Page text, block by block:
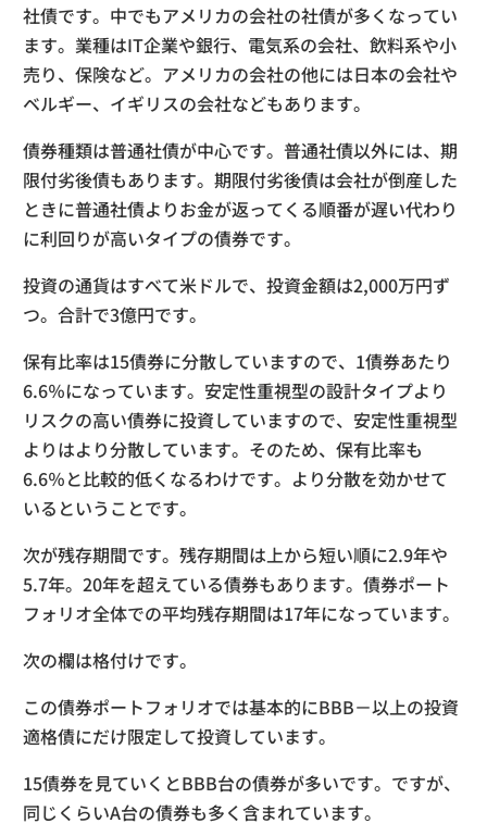
社債です。中でもアメリカの会社の社債が多くなってい
ます。業種はIT企業や銀行、電気系の会社、飲料系や小
売り、保険など。アメリカの会社の他には日本の会社や
ベルギー、イギリスの会社などもあります。
債券種類は普通社債が中心です。普通社債以外には、期
限付劣後債もあります。期限付劣後債は会社が倒産した
ときに普通社債よりお金が返ってくる順番が遅い代わり
に利回りが高いタイプの債券です。
投資の通貨はすべて米ドルで、投資金額は2,000万円ず
つ。合計で3億円です。
保有比率は15債券に分散していますので、1債券あたり
6.6％になっています。安定性重視型の設計タイプより
リスクの高い債券に投資していますので、安定性重視型
よりはより分散しています。そのため、保有比率も
6.6％と比較的低くなるわけです。より分散を効かせて
いるということです。
次が残存期間です。残存期間は上から短い順に2.9年や
5.7年。20年を超えている債券もあります。債券ポート
フォリオ全体での平均残存期間は17年になっています。
次の欄は格付けです。
この債券ポートフォリオでは基本的にBBB－以上の投資
適格債にだけ限定して投資しています。
15債券を見ていくとBBB台の債券が多いです。ですが、
同じくらいA台の債券も多く含まれています。